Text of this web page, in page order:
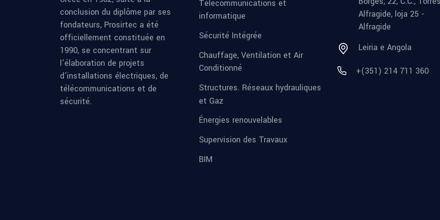
conclusion du diplôme par ses
fondateurs, Prosirtec a été
officiellement constituée en
1990, se concentrant sur
l’élaboration de projets
d’installations électriques, de
télécommunications et de
sécurité.
Télécommunications et
informatique
Sécurité Intégrée
Chauffage, Ventilation et Air
Conditionné
Structures. Réseaux hydrauliques
et Gaz
Énergies renouvelables
Supervision des Travaux
BIM
Alfragide, loja 25 -
Alfragide
Leiria e Angola
+(351) 214 711 360